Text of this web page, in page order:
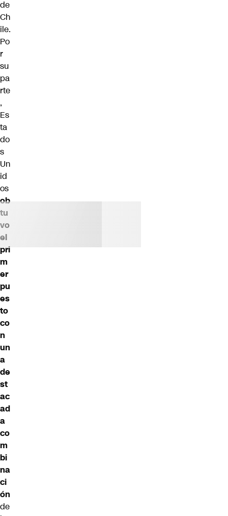
de
Ch
ile.
Po
r
su
pa
rte
,
Es
ta
do
s
Un
id
os
ob
tu
vo
el
pri
m
er
pu
es
to
co
n
un
a
de
st
ac
ad
a
co
m
bi
na
ci
ón
de